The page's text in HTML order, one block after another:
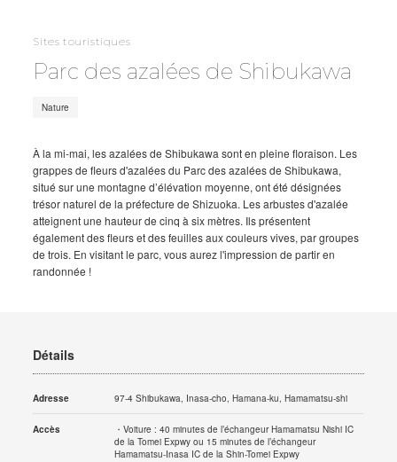
Sites touristiques
Parc des azalées de Shibukawa
Nature
À la mi-mai, les azalées de Shibukawa sont en pleine floraison. Les
grappes de fleurs d'azalées du Parc des azalées de Shibukawa,
situé sur une montagne d’élévation moyenne, ont été désignées
trésor naturel de la préfecture de Shizuoka. Les arbustes d'azalée
atteignent une hauteur de cinq à six mètres. Ils présentent
également des fleurs et des feuilles aux couleurs vives, par groupes
de trois. En visitant le parc, vous aurez l'impression de partir en
randonnée !
Détails
Adresse 97-4 Shibukawa, Inasa-cho, Hamana-ku, Hamamatsu-shi
Accès
・Voiture : 40 minutes de l’échangeur Hamamatsu Nishi IC
de la Tomei Expwy ou 15 minutes de l’échangeur
Hamamatsu-Inasa IC de la Shin-Tomei Expwy